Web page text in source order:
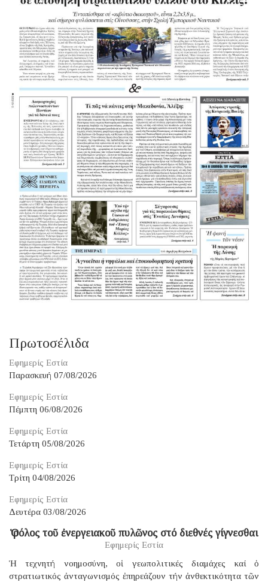
Πρωτοσέλιδα
Εφημερίς Εστία
Παρασκευή 07/08/2026
Εφημερίς Εστία
Πέμπτη 06/08/2026
Εφημερίς Εστία
Τετάρτη 05/08/2026
Εφημερίς Εστία
Τρίτη 04/08/2026
Εφημερίς Εστία
Δευτέρα 03/08/2026
Ὁ ρόλος τοῦ ἐνεργειακοῦ πυλῶνος στό διεθνές γίγνεσθαι
Εφημερίς Εστία
Ἡ τεχνητή νοημοσύνη, οἱ γεωπολιτικές διαμάχες καί ὁ
στρατιωτικός ἀνταγωνισμός ἐπηρεάζουν τήν ἀνθεκτικότητα τῶν